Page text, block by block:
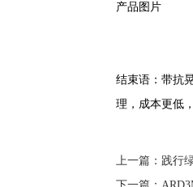
产品图片
结束语：带抗
理，成本更低
上一篇： 践行